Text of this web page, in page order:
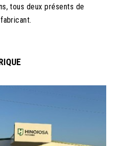
tous deux présents de